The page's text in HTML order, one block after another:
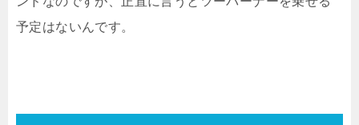
予定はないんです。